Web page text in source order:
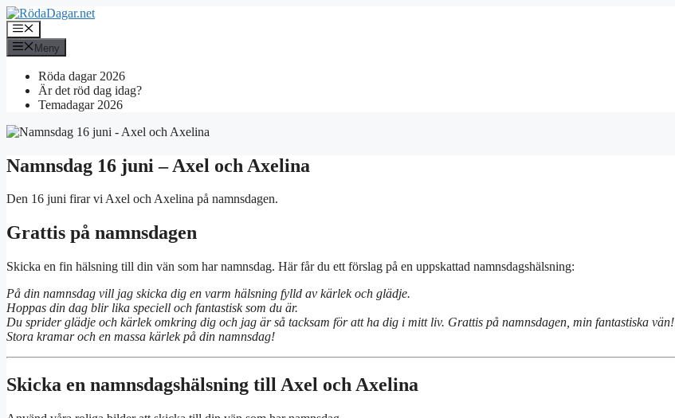
Hoppa
till
innehåll
Meny
Meny
Röda dagar 2026
Är det röd dag idag?
Temadagar 2026
Namnsdag 16 juni – Axel och Axelina
Den 16 juni firar vi Axel och Axelina på namnsdagen.
Grattis på namnsdagen
Skicka en fin hälsning till din vän som har namnsdag. Här får du ett förslag på en uppskattad namnsdagshälsning:
På din namnsdag vill jag skicka dig en varm hälsning fylld av kärlek och glädje.
Hoppas din dag blir lika speciell och fantastisk som du är.
Du sprider glädje och kärlek omkring dig och jag är så tacksam för att ha dig i mitt liv. Grattis på namnsdagen, min fantastiska vän!
Stora kramar och en massa kärlek på din namnsdag!
Skicka en namnsdagshälsning till Axel och Axelina